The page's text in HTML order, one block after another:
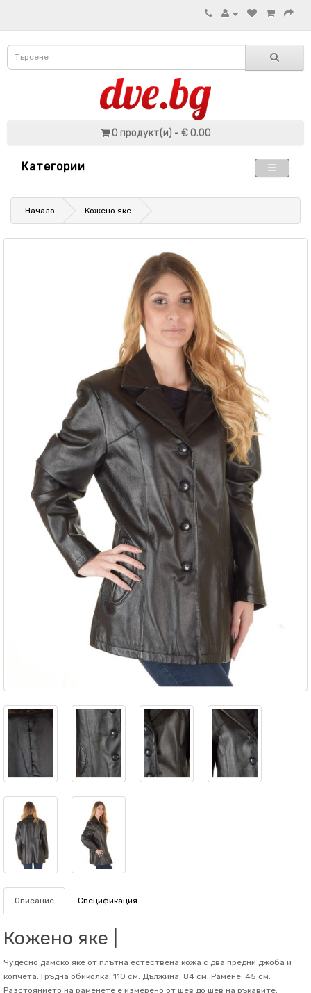
0 продукт(и) - € 0.00
Категории
Начало Кожено яке
Описание Спецификация
Кожено яке |
Чудесно дамско яке от плътна естествена кожа с два предни джоба и
копчета. Гръдна обиколка: 110 см. Дължина: 84 см. Рамене: 45 см.
Разстоянието на раменете е измерено от шев до шев на ръкавите.